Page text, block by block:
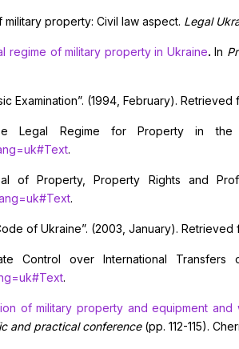
property: Civil law aspect. Legal
regime of military property in Ukraine. In
Examination”. (1994, February). Retrieved
Legal Regime for Property in the
.
of Property, Property Rights and
.
of Ukraine”. (2003, January). Retrieved
Control over International Transfers
.
of military property and equipment
and practical conference(pp. 112-115).